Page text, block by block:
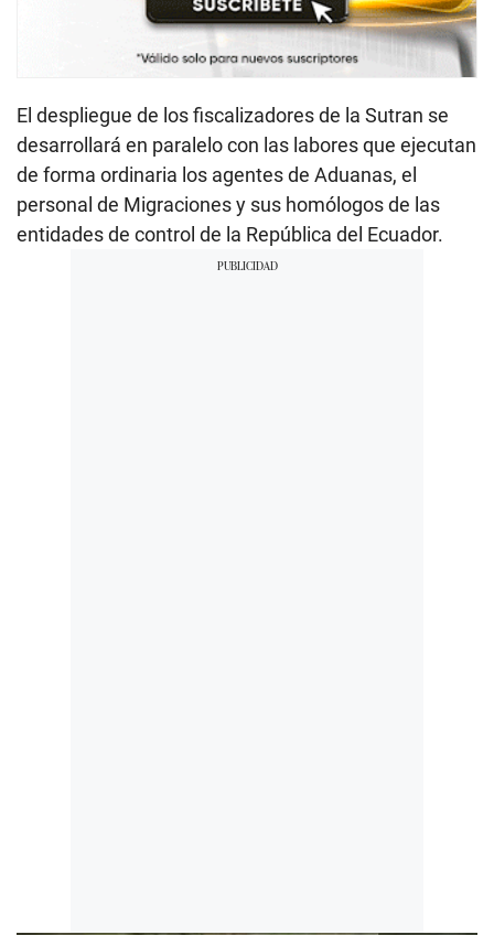
El despliegue de los fiscalizadores de la Sutran se
desarrollará en paralelo con las labores que ejecutan
de forma ordinaria los agentes de Aduanas, el
personal de Migraciones y sus homólogos de las
entidades de control de la República del Ecuador.